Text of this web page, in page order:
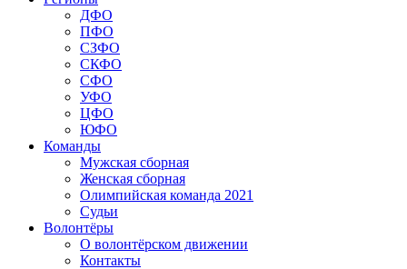
ДФО
ПФО
СЗФО
СКФО
СФО
УФО
ЦФО
ЮФО
Команды
Мужская сборная
Женская сборная
Олимпийская команда 2021
Судьи
Волонтёры
О волонтёрском движении
Контакты